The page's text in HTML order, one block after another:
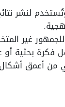
لنشر
غير
فكرة بحثية
من أعمق أشكال